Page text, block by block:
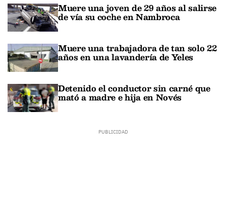
Muere una joven de 29 años al salirse
de vía su coche en Nambroca
Muere una trabajadora de tan solo 22
años en una lavandería de Yeles
Detenido el conductor sin carné que
mató a madre e hija en Novés